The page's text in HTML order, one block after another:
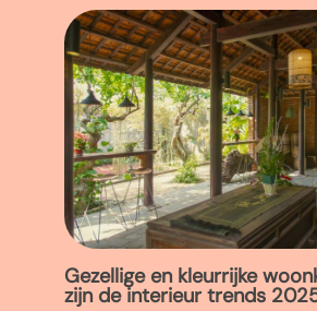
Gezellige en kleurrijke
zijn de interieur trends